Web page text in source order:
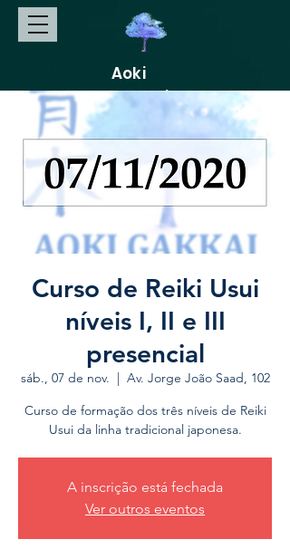
Aoki
Gakkai
Curso de Reiki Usui
níveis I, II e III
presencial
sáb., 07 de nov.
  |
Av. Jorge João Saad, 102
Curso de formação dos três níveis de Reiki
Usui da linha tradicional japonesa.
A inscrição está fechada
Ver outros eventos